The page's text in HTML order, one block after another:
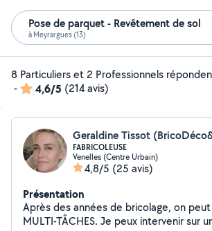
Pose de parquet - Revêtement de sol
à Meyrargues (13)
8 Particuliers et 2 Professionnels
-
4,6/5 (214 avis)
Geraldine Tissot
FABRICOLEUSE
Venelles (Centre Urbain)
4,8/5 (25 avis)
Présentation
Après des années de bricolage, on
MULTI-TÂCHES. Je peux intervenir sur